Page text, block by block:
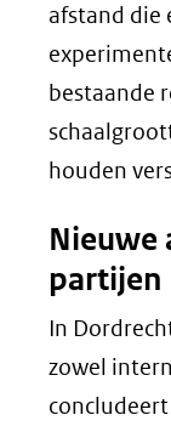
afstand die
bestaande
houden
Nieuwe
partijen
In
zowel